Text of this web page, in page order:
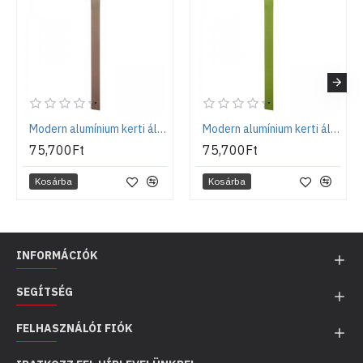
Modern alumínium kerti állókút, szürke - Aquapoint Triangle
75,700Ft
Kosárba
Modern alumínium kerti állókút, zöld - Aquapoint Triangle
75,700Ft
Kosárba
INFORMÁCIÓK
SEGÍTSÉG
FELHASZNÁLÓI FIÓK